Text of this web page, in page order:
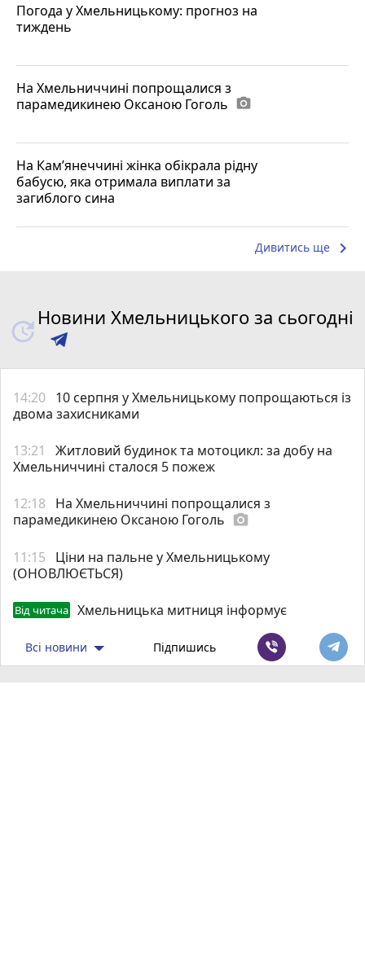
Погода у Хмельницькому: прогноз на
тиждень
На Хмельниччині попрощалися з
парамедикинею Оксаною Гоголь photo_camera
На Кам’янеччині жінка обікрала рідну
бабусю, яка отримала виплати за
загиблого сина
Дивитись ще keyboard_arrow_right
Новини Хмельницького за сьогодні
14:20 10 серпня у Хмельницькому попрощаються із
двома захисниками
13:21
Житловий будинок та мотоцикл: за добу на
Хмельниччині сталося 5 пожеж
12:18
На Хмельниччині попрощалися з
парамедикинею Оксаною Гоголь photo_camera
11:15
Ціни на пальне у Хмельницькому
(ОНОВЛЮЄТЬСЯ)
Від читача Хмельницька митниця інформує
Всі новини Підпишись